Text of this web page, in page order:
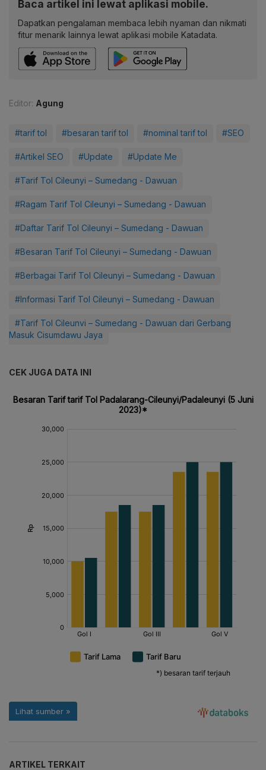
Baca artikel ini lewat aplikasi mobile.
Dapatkan pengalaman membaca lebih nyaman dan nikmati
fitur menarik lainnya lewat aplikasi mobile Katadata.
Editor: Agung
#tarif tol #besaran tarif tol #nominal tarif tol #SEO
#Artikel SEO #Update #Update Me
#Tarif Tol Cileunyi – Sumedang - Dawuan
#Ragam Tarif Tol Cileunyi – Sumedang - Dawuan
#Daftar Tarif Tol Cileunyi – Sumedang - Dawuan
#Besaran Tarif Tol Cileunyi – Sumedang - Dawuan
#Berbagai Tarif Tol Cileunyi – Sumedang - Dawuan
#Informasi Tarif Tol Cileunyi – Sumedang - Dawuan
#Tarif Tol Cileunyi – Sumedang - Dawuan dari Gerbang
Masuk Cisumdawu Jaya
CEK JUGA DATA INI
ARTIKEL TERKAIT